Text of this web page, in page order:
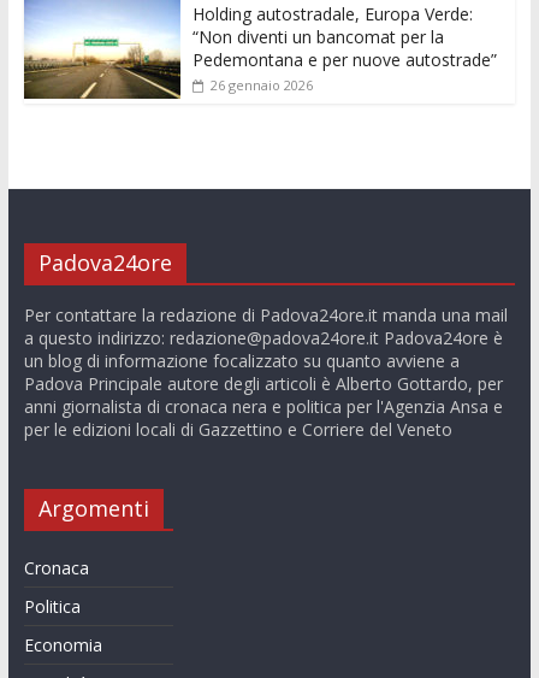
Holding autostradale, Europa Verde:
“Non diventi un bancomat per la
Pedemontana e per nuove autostrade”
26 gennaio 2026
Padova24ore
Per contattare la redazione di Padova24ore.it manda una mail
a questo indirizzo: redazione@padova24ore.itPadova24ore è
un blog di informazione focalizzato su quanto avviene a
Padova Principale autore degli articoli è Alberto Gottardo, per
anni giornalista di cronaca nera e politica per l'Agenzia Ansa e
per le edizioni locali di Gazzettino e Corriere del Veneto
Argomenti
Cronaca
Politica
Economia